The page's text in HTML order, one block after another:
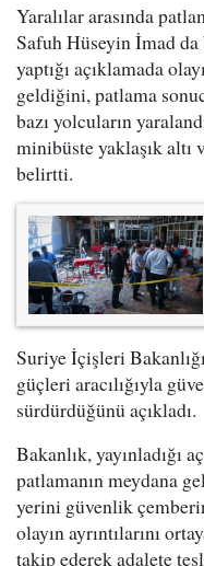
Yaralılar arasında
Safuh Hüseyin İmad
yaptığı açıklamada
geldiğini, patlama
bazı yolcuların
minibüste yaklaşık altı
belirtti.
Suriye İçişleri
güçleri aracılığıyla
sürdürdüğünü açıkladı.
Bakanlık, yayınladığı
patlamanın meydana
yerini güvenlik
olayın ayrıntılarını
takip ederek adalete